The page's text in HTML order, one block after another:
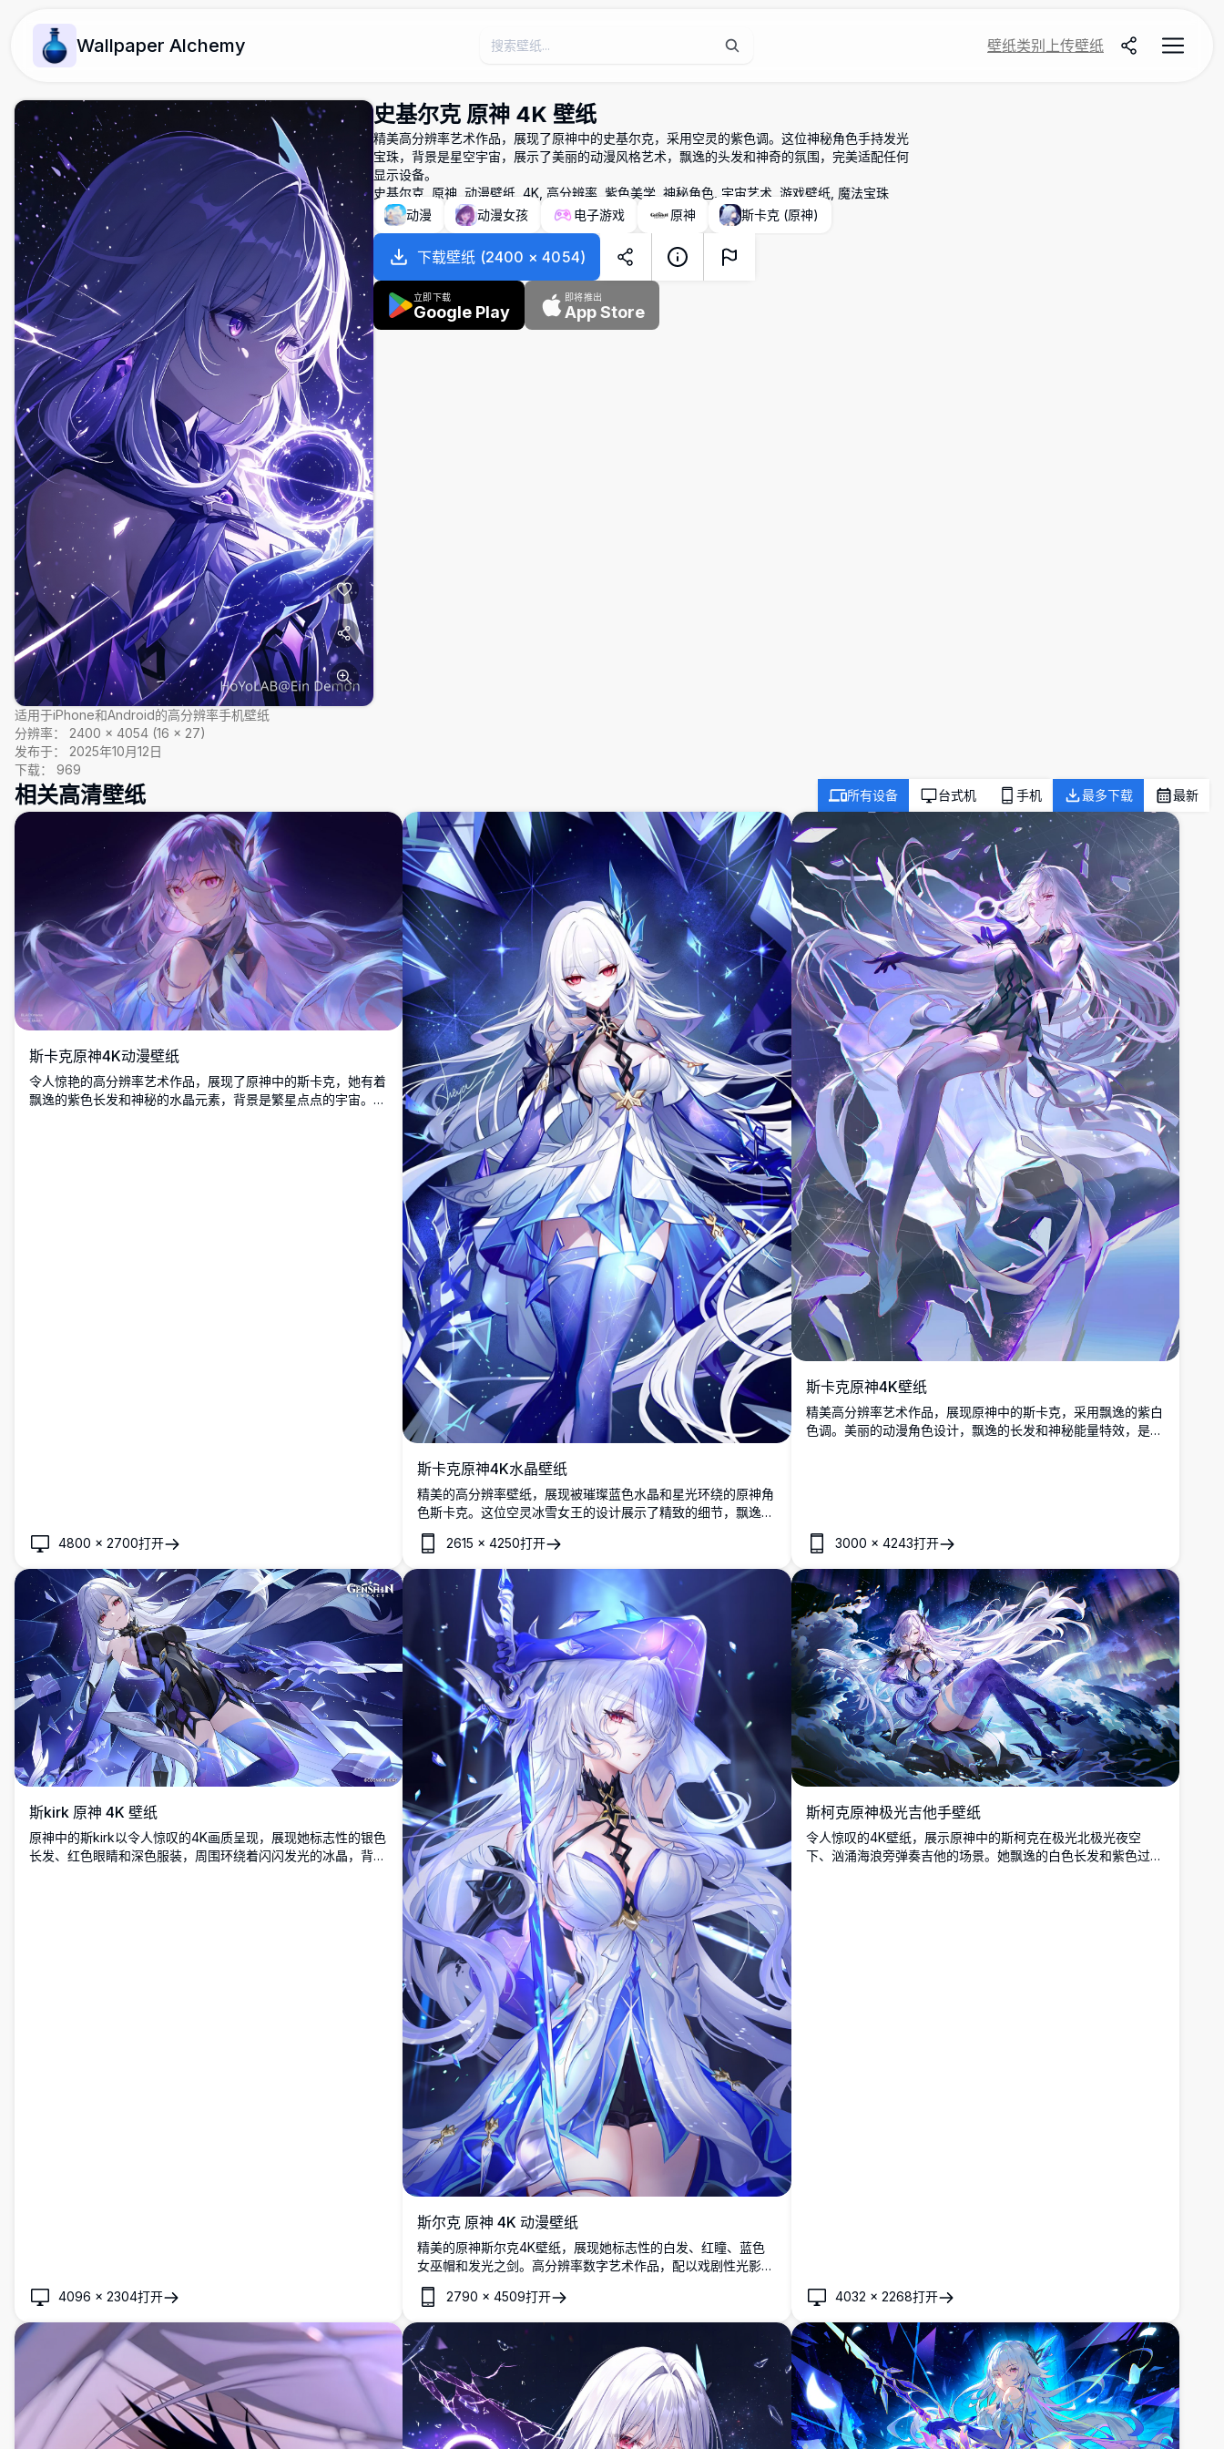
Wallpaper Alchemy 壁纸类别 上传壁纸
适用于iPhone和Android的高分辨率手机壁纸
分辨率：
2400 × 4054 (16 × 27)
发布于：
2025年10月12日
下载：
969
史基尔克 原神 4K 壁纸
精美高分辨率艺术作品，展现了原神中的史基尔克，采用空灵的紫色调。这位神秘角色手持发光
宝珠，背景是星空宇宙，展示了美丽的动漫风格艺术，飘逸的头发和神奇的氛围，完美适配任何
显示设备。
史基尔克, 原神, 动漫壁纸, 4K, 高分辨率, 紫色美学, 神秘角色, 宇宙艺术, 游戏壁纸, 魔法宝珠
动漫
动漫女孩 电子游戏 原神 斯卡克 (原神)
下载壁纸 (2400 ×4054)
立即下载
Google Play
即将推出
App Store
相关高清壁纸 所有设备 台式机 手机 最多下载 最新
斯卡克原神4K动漫壁纸
令人惊艳的高分辨率艺术作品，展现了原神中的斯卡克，她有着
飘逸的紫色长发和神秘的水晶元素，背景是繁星点点的宇宙。完
4800 × 2700打开
斯卡克原神4K水晶壁纸
精美的高分辨率壁纸，展现被璀璨蓝色水晶和星光环绕的原神角
色斯卡克。这位空灵冰雪女王的设计展示了精致的细节，飘逸的
白发、优雅的服装和神秘的水晶阵列营造出迷人的奇幻氛围。
2615 ×4250打开
斯卡克原神4K壁纸
精美高分辨率艺术作品，展现原神中的斯卡克，采用飘逸的紫白
色调。美丽的动漫角色设计，飘逸的长发和神秘能量特效，是寻
3000 × 4243打开
斯kirk 原神 4K 壁纸
原神中的斯kirk以令人惊叹的4K画质呈现，展现她标志性的银色
长发、红色眼睛和深色服装，周围环绕着闪闪发光的冰晶，背景
4096 × 2304打开
斯尔克 原神 4K 动漫壁纸
精美的原神斯尔克4K壁纸，展现她标志性的白发、红瞳、蓝色
女巫帽和发光之剑。高分辨率数字艺术作品，配以戏剧性光影效
果和优雅的奇幻服装设计。
2790 ×4509打开
斯柯克原神极光吉他手壁纸
令人惊叹的4K壁纸，展示原神中的斯柯克在极光北极光夜空
下、汹涌海浪旁弹奏吉他的场景。她飘逸的白色长发和紫色过膝
4032 × 2268打开